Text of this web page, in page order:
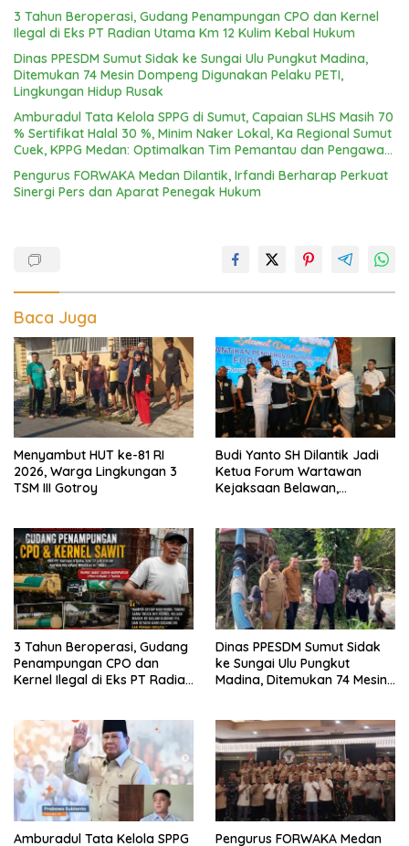
3 Tahun Beroperasi, Gudang Penampungan CPO dan Kernel
Ilegal di Eks PT Radian Utama Km 12 Kulim Kebal Hukum
Dinas PPESDM Sumut Sidak ke Sungai Ulu Pungkut Madina,
Ditemukan 74 Mesin Dompeng Digunakan Pelaku PETI,
Lingkungan Hidup Rusak
Amburadul Tata Kelola SPPG di Sumut, Capaian SLHS Masih 70
% Sertifikat Halal 30 %, Minim Naker Lokal, Ka Regional Sumut
Cuek, KPPG Medan: Optimalkan Tim Pemantau dan Pengawas
Pengurus FORWAKA Medan Dilantik, Irfandi Berharap Perkuat
Sinergi Pers dan Aparat Penegak Hukum
Baca Juga
Menyambut HUT ke-81 RI
2026, Warga Lingkungan 3
TSM III Gotroy
Budi Yanto SH Dilantik Jadi
Ketua Forum Wartawan
Kejaksaan Belawan,
Pendampingan Hukum dan
Ekomoni Semua Anggota
3 Tahun Beroperasi, Gudang
Penampungan CPO dan
Kernel Ilegal di Eks PT Radian
Dinas PPESDM Sumut Sidak
ke Sungai Ulu Pungkut
Madina, Ditemukan 74 Mesin
Rusak
Amburadul Tata Kelola SPPG Pengurus FORWAKA Medan